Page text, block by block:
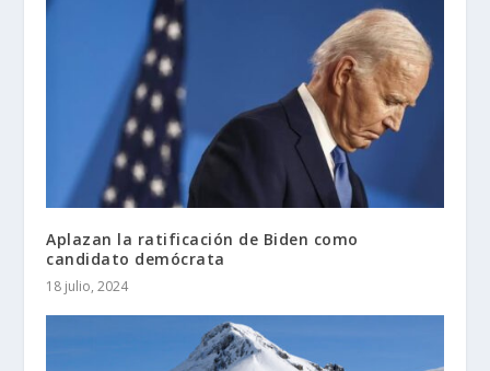
Aplazan la ratificación de Biden como
candidato demócrata
18 julio, 2024